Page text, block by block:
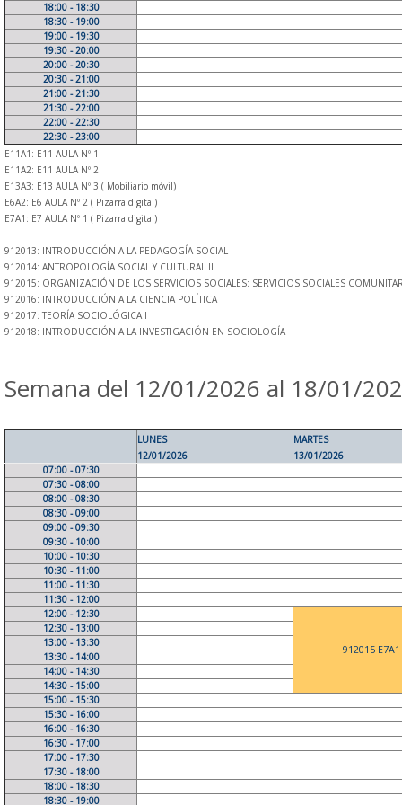
18:00 - 18:30
18:30 - 19:00
19:00 - 19:30
19:30 - 20:00
20:00 - 20:30
20:30 - 21:00
21:00 - 21:30
21:30 - 22:00
22:00 - 22:30
22:30 - 23:00
E11A1: E11 AULA Nº 1
E11A2: E11 AULA Nº 2
E13A3: E13 AULA Nº 3 ( Mobiliario móvil)
E6A2: E6 AULA Nº 2 ( Pizarra digital)
E7A1: E7 AULA Nº 1 ( Pizarra digital)
912013: INTRODUCCIÓN A LA PEDAGOGÍA SOCIAL
912014: ANTROPOLOGÍA SOCIAL Y CULTURAL II
912015: ORGANIZACIÓN DE LOS SERVICIOS SOCIALES: SERVICIOS SOCIALES
912016: INTRODUCCIÓN A LA CIENCIA POLÍTICA
912017: TEORÍA SOCIOLÓGICA I
912018: INTRODUCCIÓN A LA INVESTIGACIÓN EN SOCIOLOGÍA
Semana del 12/01/2026 al 18/01/
LUNES
12/01/2026
MARTES
13/01/2026
07:00 - 07:30
07:30 - 08:00
08:00 - 08:30
08:30 - 09:00
09:00 - 09:30
09:30 - 10:00
10:00 - 10:30
10:30 - 11:00
11:00 - 11:30
11:30 - 12:00
12:00 - 12:30
912015 E7A1
12:30 - 13:00
13:00 - 13:30
13:30 - 14:00
14:00 - 14:30
14:30 - 15:00
15:00 - 15:30
15:30 - 16:00
16:00 - 16:30
16:30 - 17:00
17:00 - 17:30
17:30 - 18:00
18:00 - 18:30
18:30 - 19:00